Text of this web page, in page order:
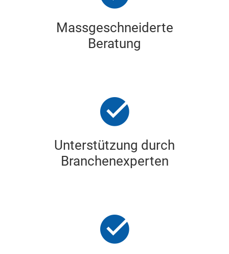
Massgeschneiderte
Beratung
Unterstützung durch
Branchenexperten